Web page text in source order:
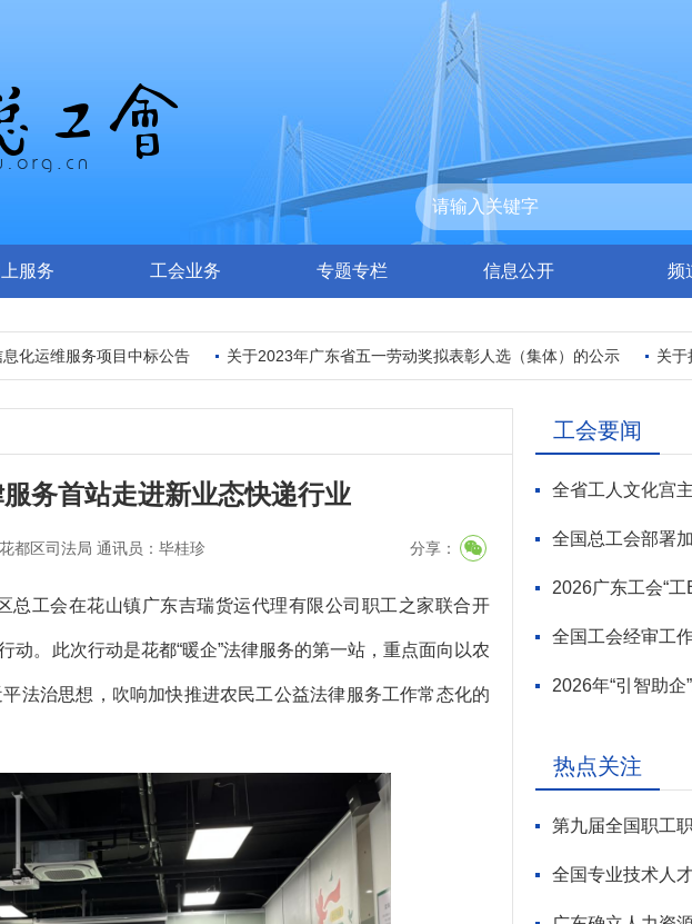
服务 工会业务 专题专栏 信息公开 频
维服务项目中标公告 关于2023年广东省五一劳动奖拟表彰人选（集体）的公示 关于拟
务首站走进新业态快递行业
都区司法局 通讯员：毕桂珍 分享：
工会在花山镇广东吉瑞货运代理有限公司职工之家联合开
动。此次行动是花都“暖企”法律服务的第一站，重点面向以农
法治思想，吹响加快推进农民工公益法律服务工作常态化的
工会要闻
全国工会经审工
热点关注
全国专业技术人